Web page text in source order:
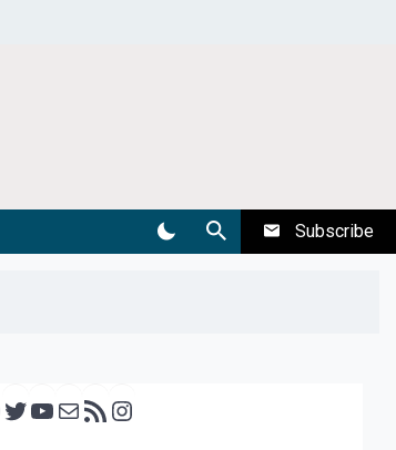
Subscribe
Facebook Twitter YouTube E-mail RSS feed